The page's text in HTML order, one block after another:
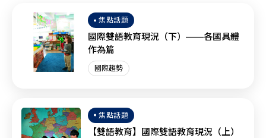
焦點話題
國際雙語教育現況（下）——各國具體
作為篇
國際趨勢
焦點話題
【雙語教育】國際雙語教育現況（上）